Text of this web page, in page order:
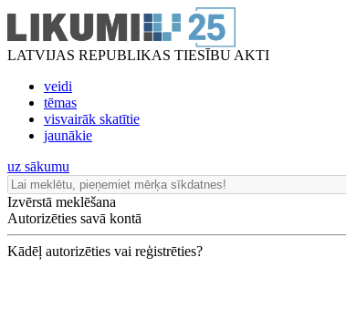
LATVIJAS REPUBLIKAS TIESĪBU AKTI
veidi
tēmas
visvairāk skatītie
jaunākie
uz sākumu
Izvērstā meklēšana
Autorizēties savā kontā
Kādēļ autorizēties vai reģistrēties?